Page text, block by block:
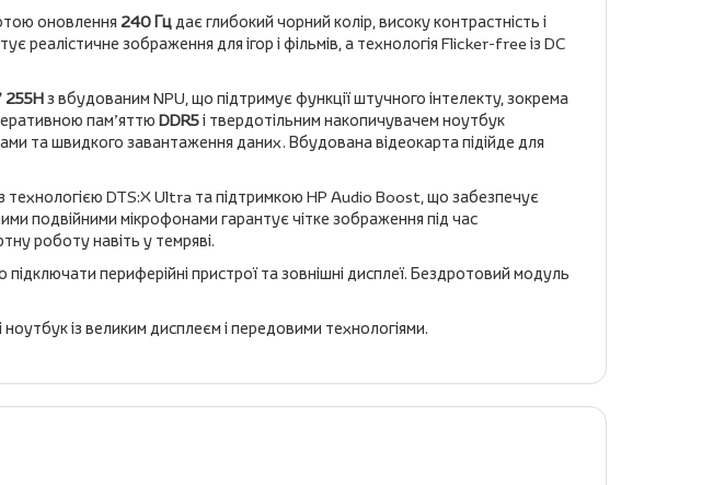
оновлення 240 Гцдає глибокий чорний колір, високу контрастність і
реалістичне зображення для ігор і фільмів, а технологія Flicker-free із DC
255Hз вбудованим NPU, що підтримує функції штучного інтелекту, зокрема
пам’яттю DDR5і твердотільним накопичувачем ноутбук
та швидкого завантаження даних. Вбудована відеокарта підійде для
технологією DTS:X Ultra та підтримкою HP Audio Boost, що забезпечує
подвійними мікрофонами гарантує чітке зображення під час
роботу навіть у темряві.
підключати периферійні пристрої та зовнішні дисплеї. Бездротовий модуль
із великим дисплеєм і передовими технологіями.